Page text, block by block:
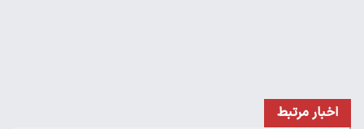
اخبار مرتبط